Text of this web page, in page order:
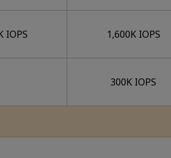
IOPS 1,600K IOPS
300K IOPS